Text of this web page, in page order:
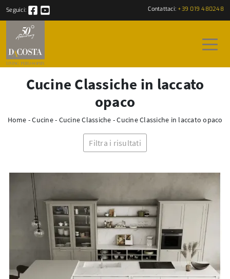
Seguici: Contattaci: +39 019 480248
Cucine Classiche in laccato
opaco
Home -Cucine- Cucine Classiche -Cucine Classiche in laccato opaco
Filtra i risultati